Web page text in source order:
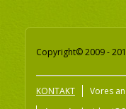
Copyright© 2009 -
KONTAKT Vores